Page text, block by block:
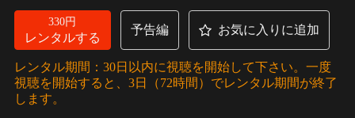
330円
レンタルする
予告編 お気に入りに追加
レンタル期間：30日以内に視聴を開始して下さい。一度
視聴を開始すると、3日（72時間）でレンタル期間が終了
します。